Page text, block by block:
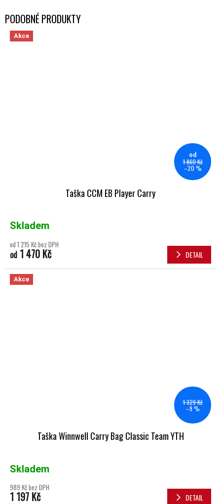
Akce
od
1 860 Kč
–20 %
Taška CCM EB Player Carry
Skladem
od 1 215 Kč bez DPH
od 1 470 Kč DETAIL
Akce
1 329 Kč
–9 %
Taška Winnwell Carry Bag Classic Team YTH
Skladem
989 Kč bez DPH
1 197 Kč DETAIL